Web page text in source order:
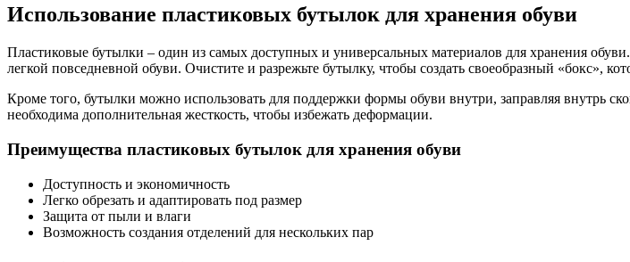
Использование пластиковых бутылок для хранения обуви
Пластиковые бутылки – один из самых доступных и универсальных материалов для хранения
легкой повседневной обуви. Очистите и разрежьте бутылку, чтобы создать своеобразный «бокс»,
Кроме того, бутылки можно использовать для поддержки формы обуви внутри, заправляя внутрь
необходима дополнительная жесткость, чтобы избежать деформации.
Преимущества пластиковых бутылок для хранения обуви
Доступность и экономичность
Легко обрезать и адаптировать под размер
Защита от пыли и влаги
Возможность создания отделений для нескольких пар